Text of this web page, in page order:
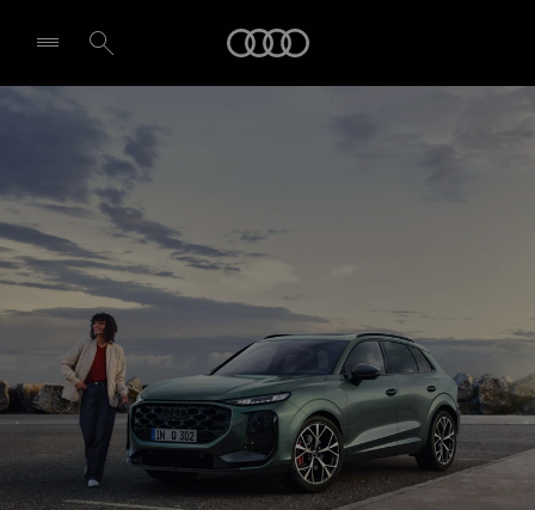
Izvēlēties dīleri
Dizains un specifikācijas
Rezervēt testa braucienu